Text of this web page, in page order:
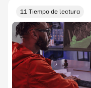
11 Tiempo de lectura